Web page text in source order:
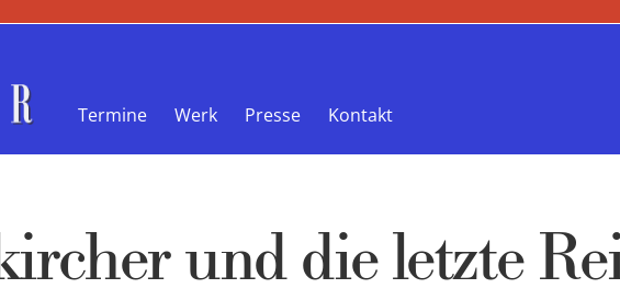
Termine
Werk Presse Kontakt
und die letzte